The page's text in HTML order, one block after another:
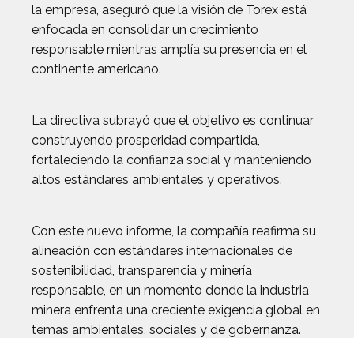
la empresa, aseguró que la visión de Torex está
enfocada en consolidar un crecimiento
responsable mientras amplía su presencia en el
continente americano.
La directiva subrayó que el objetivo es continuar
construyendo prosperidad compartida,
fortaleciendo la confianza social y manteniendo
altos estándares ambientales y operativos.
Con este nuevo informe, la compañía reafirma su
alineación con estándares internacionales de
sostenibilidad, transparencia y minería
responsable, en un momento donde la industria
minera enfrenta una creciente exigencia global en
temas ambientales, sociales y de gobernanza.